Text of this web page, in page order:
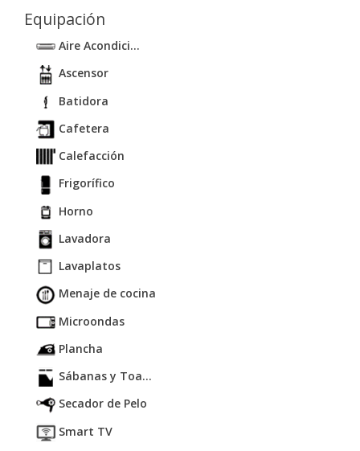
Equipación
Aire Acondici...
Ascensor
Batidora
Cafetera
Calefacción
Frigorífico
Horno
Lavadora
Lavaplatos
Menaje de cocina
Microondas
Plancha
Sábanas y Toa...
Secador de Pelo
Smart TV